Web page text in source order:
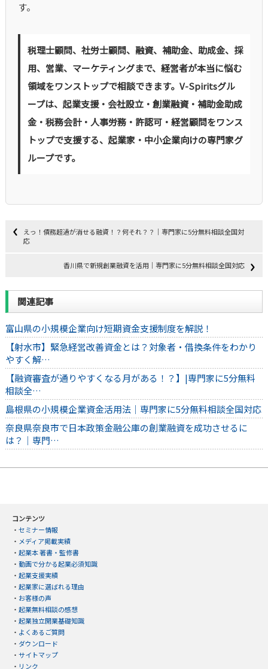
す。
税理士顧問、社労士顧問、融資、補助金、助成金、採
用、営業、マーケティングまで、経営者が本当に悩む
領域をワンストップで相談できます。V-Spiritsグル
ープは、起業支援・会社設立・創業融資・補助金助成
金・税務会計・人事労務・許認可・経営顧問をワンス
トップで支援する、起業家・中小企業向けの専門家グ
ループです。
えっ！債務超過が消せる融資！？何それ？？｜専門家に5分無料相談全国対
応
香川県で新規創業融資を活用｜専門家に5分無料相談全国対応
関連記事
富山県の小規模企業向け短期資金支援制度を解説！
【射水市】緊急経営改善資金とは？対象者・借換条件をわかり
やすく解…
【融資審査が通りやすくなる月がある！？】|専門家に5分無料
相談全…
島根県の小規模企業資金活用法｜専門家に5分無料相談全国対応
奈良県奈良市で日本政策金融公庫の創業融資を成功させるに
は？｜専門…
コンテンツ
・ セミナー情報
・ メディア掲載実績
・ 起業本 著書・監修書
・ 動画で分かる起業必須知識
・ 起業支援実績
・ 起業家に選ばれる理由
・ お客様の声
・ 起業無料相談の感想
・ 起業独立開業基礎知識
・ よくあるご質問
・ ダウンロード
・ サイトマップ
・ リンク